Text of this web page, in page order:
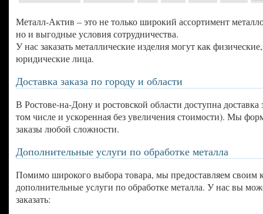
Металл-Актив – это не только широкий ассортимент
но и выгодные условия сотрудничества.
У нас заказать металлические изделия могут как
юридические лица.
Доставка заказа по городу и области
В Ростове-на-Дону и ростовской области доступна доставка
том числе и ускоренная без увеличения стоимости). Мы
заказы любой сложности.
Дополнительные услуги по обработке металла
Помимо широкого выбора товара, мы предоставляем своим
дополнительные услуги по обработке металла. У нас вы
заказать: